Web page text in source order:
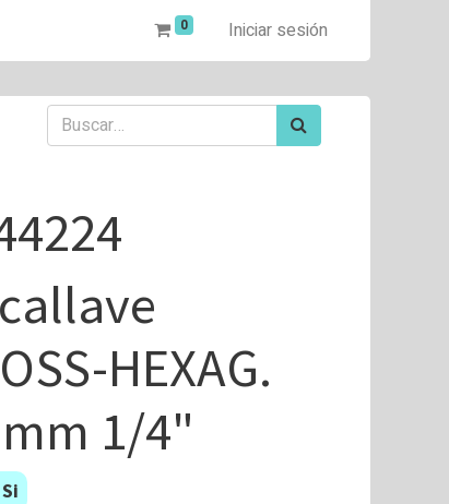
0 Iniciar sesión
HEXAG.
1/4"
Si